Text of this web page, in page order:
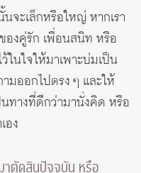
จะเล็กหรือใหญ่ หากเรา
ของคู่รัก เพื่อนสนิท หรือ
ในใจให้มาเพาะบ่มเป็น
มออกไปตรง ๆ และให้
นทางที่ดีกว่ามานั่งคิด หรือ
อง
าตัดสินปัจจุบัน หรือ